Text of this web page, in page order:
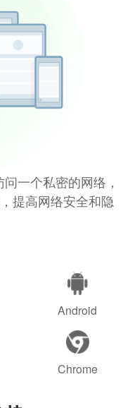
一个私密的网络，
提高网络安全和隐
Android
Chrome